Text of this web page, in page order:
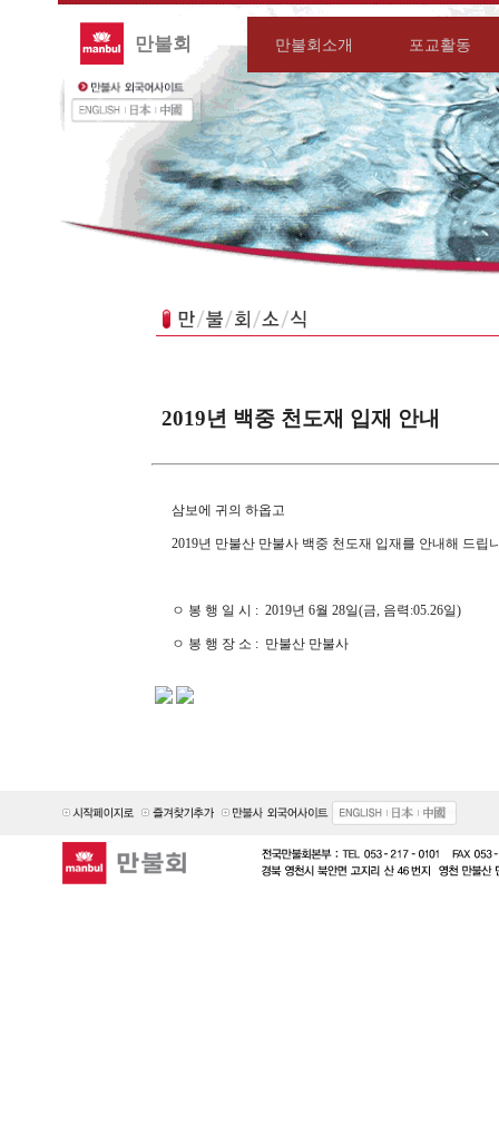
만불회 만불회소개 포교활동
2019년 백중 천도재 입재 안내
삼보에 귀의 하옵고
2019년 만불산 만불사 백중 천도재 입재를 안내해 드립
ㅇ 봉 행 일 시 : 2019년 6월 28일(금, 음력:05.26일)
ㅇ 봉 행 장 소 : 만불산 만불사